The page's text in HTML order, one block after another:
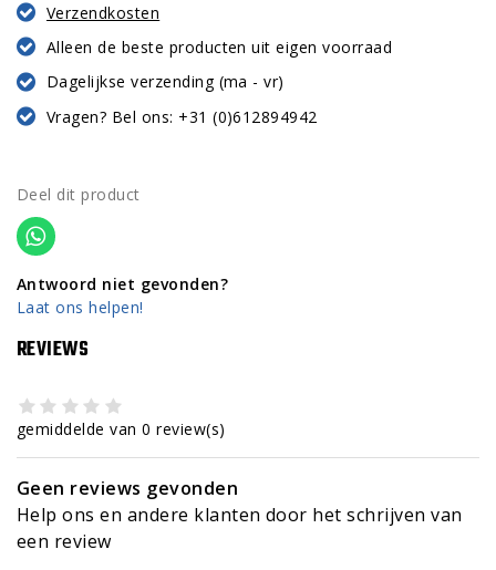
Verzendkosten
Alleen de beste producten uit eigen voorraad
Dagelijkse verzending (ma - vr)
Vragen? Bel ons: +31 (0)612894942
Deel dit product
Antwoord niet gevonden?
Laat ons helpen!
REVIEWS
gemiddelde van 0 review(s)
Geen reviews gevonden
Help ons en andere klanten door het schrijven van
een review